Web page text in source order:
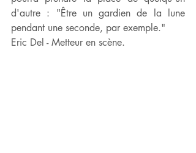
d'autre : "Être un gardien de la lune
pendant une seconde, par exemple."
Eric Del - Metteur en scène.